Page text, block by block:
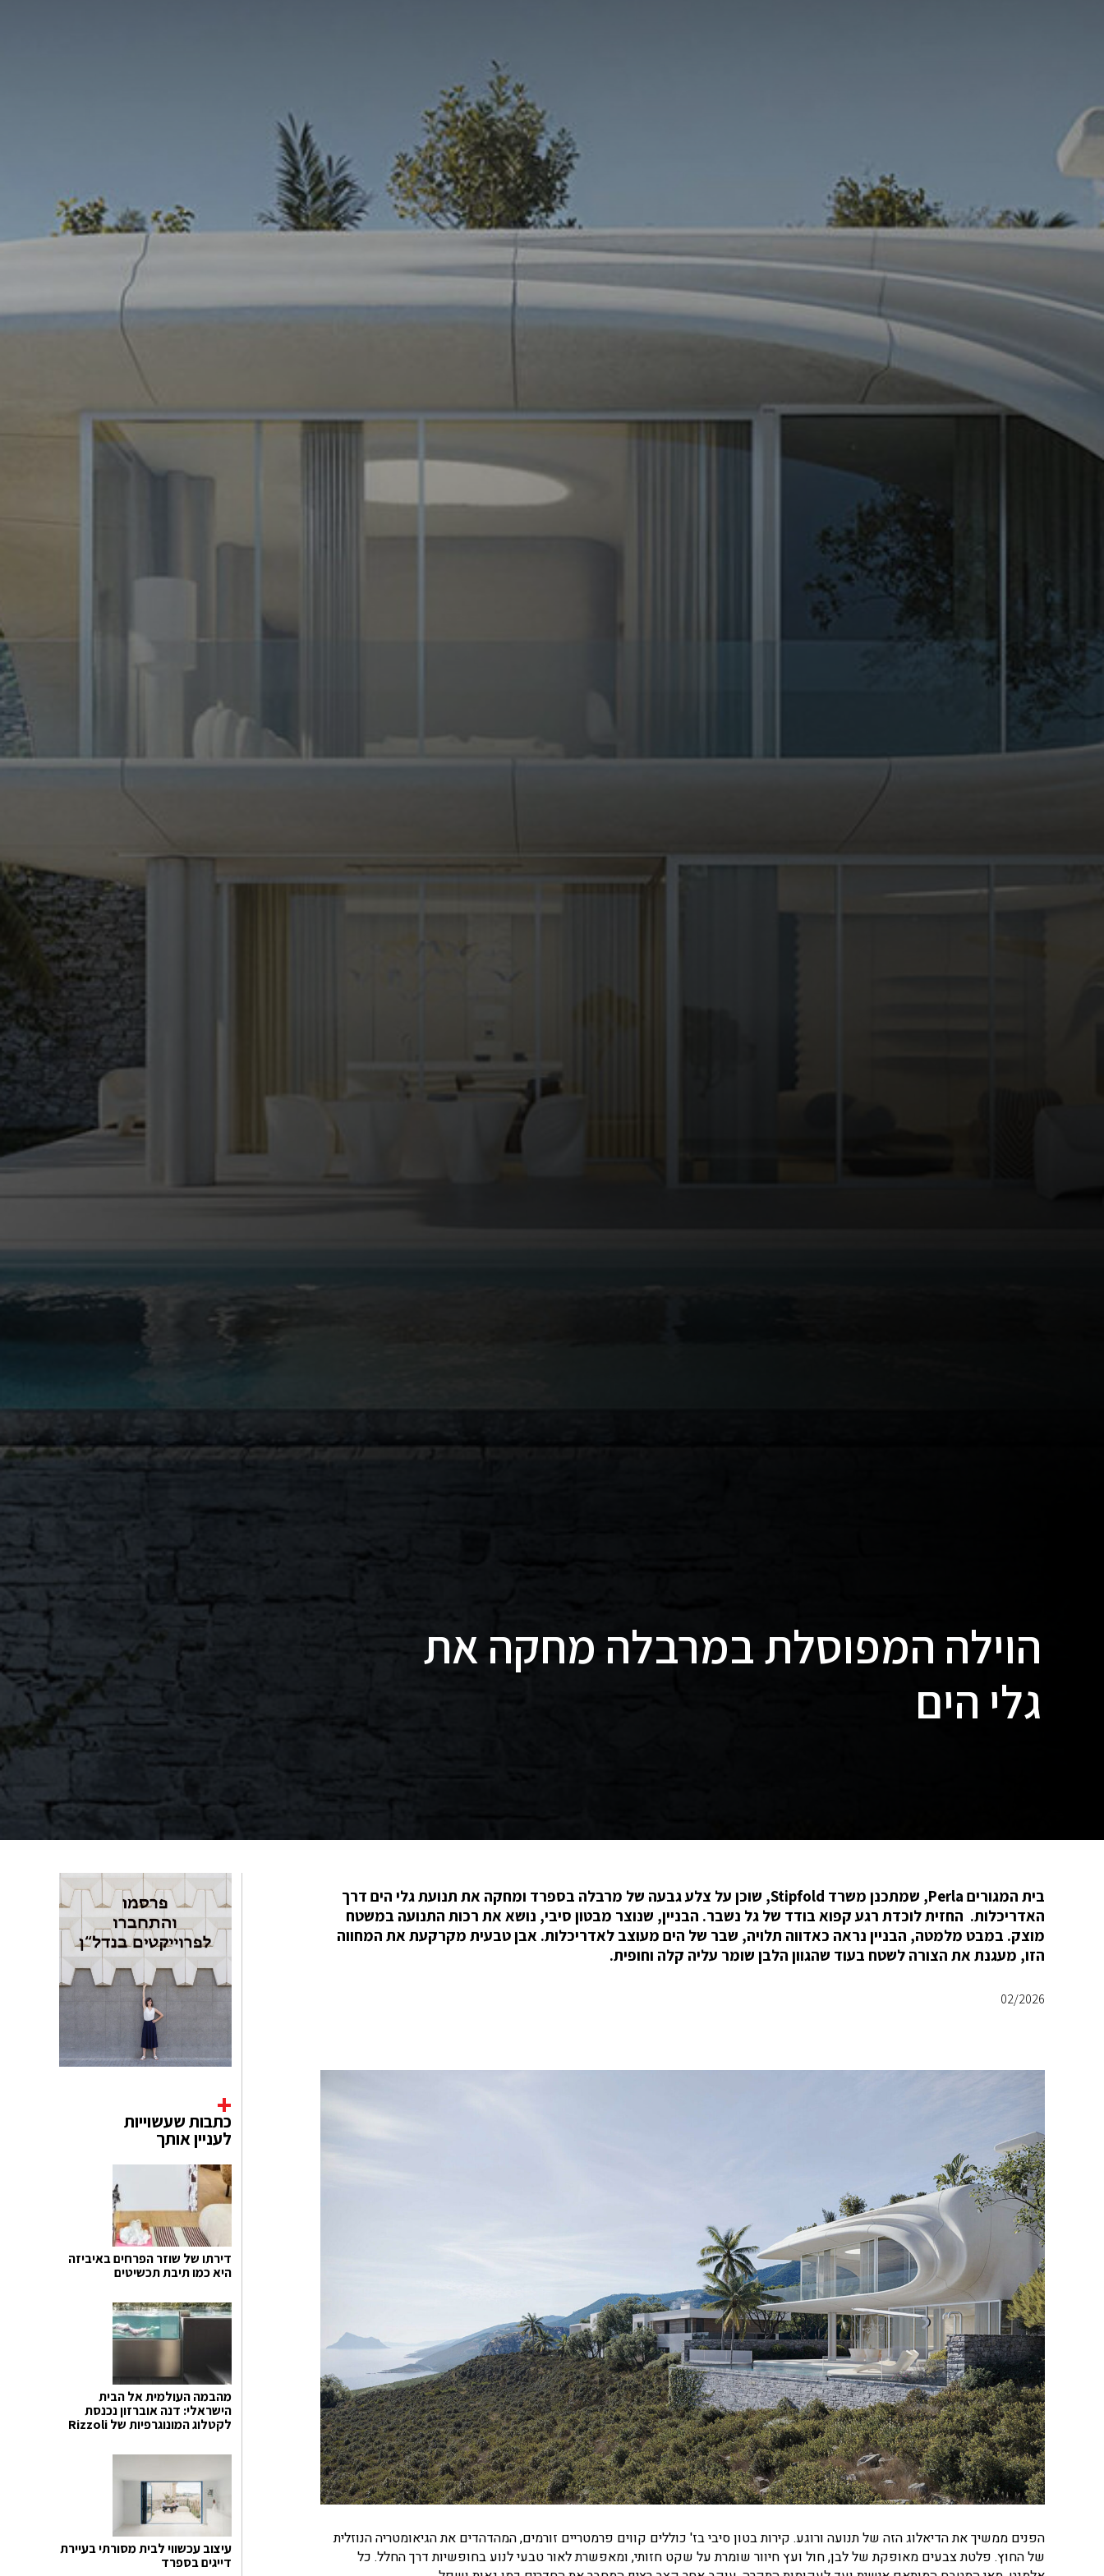
הוילה המפוסלת במרבלה מחקה את
גלי הים
בית המגורים Perla, שמתכנן משרד Stipfold, שוכן על צלע גבעה של מרבלה בספרד ומחקה את תנועת גלי הים דרך
האדריכלות. החזית לוכדת רגע קפוא בודד של גל נשבר. הבניין, שנוצר מבטון סיבי, נושא את רכות התנועה במשטח
מוצק. במבט מלמטה, הבניין נראה כאדווה תלויה, שבר של הים מעוצב לאדריכלות. אבן טבעית מקרקעת את המחווה
הזו, מעגנת את הצורה לשטח בעוד שהגוון הלבן שומר עליה קלה וחופית.
02/2026
הפנים ממשיך את הדיאלוג הזה של תנועה ורוגע. קירות בטון סיבי בז' כוללים קווים פרמטריים זורמים, המהדהדים את הגיאומטריה הנוזלית
של החוץ. פלטת צבעים מאופקת של לבן, חול ועץ חיוור שומרת על שקט חזותי, ומאפשרת לאור טבעי לנוע בחופשיות דרך החלל. כל
כתבות שעשוייות
לעניין אותך
דירתו של שוזר הפרחים באיביזה
היא כמו תיבת תכשיטים
מהבמה העולמית אל הבית
הישראלי: דנה אוברזון נכנסת
לקטלוג המונוגרפיות של Rizzoli
עיצוב עכשווי לבית מסורתי בעיירת
דייגים בספרד